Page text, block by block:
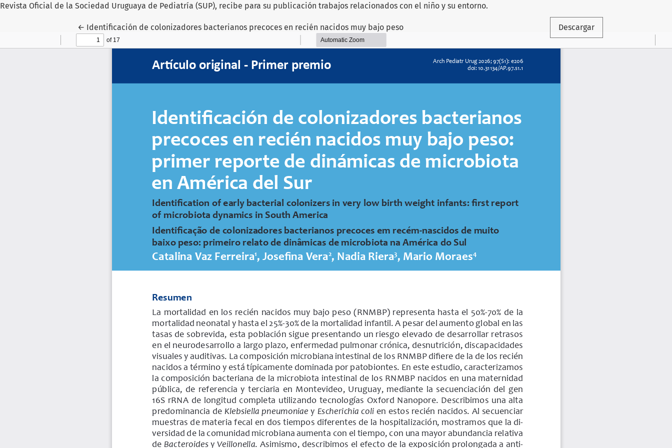
Revista Oficial de la Sociedad Uruguaya de Pediatría (SUP), recibe para su publicación trabajos relacionados con el niño y su entorno.
← Volver a los detalles del artículo
Identificación de colonizadores bacterianos precoces en recién nacidos muy bajo peso Descargar